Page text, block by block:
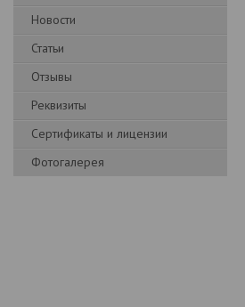
Новости
Статьи
Отзывы
Реквизиты
Сертификаты и лицензии
Фотогалерея